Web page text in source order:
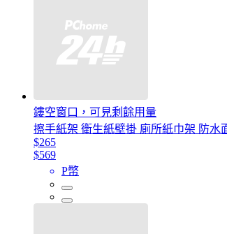
鏤空窗口，可見剩餘用量
擦手紙架 衛生紙壁掛 廁所紙巾架 防水
$265
$569
P幣